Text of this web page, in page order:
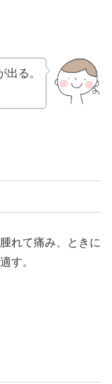
る。
れて痛み、ときに
す。